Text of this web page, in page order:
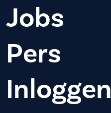
Jobs
Pers
Inloggen